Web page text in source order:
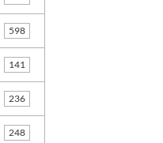
598
141
236
248